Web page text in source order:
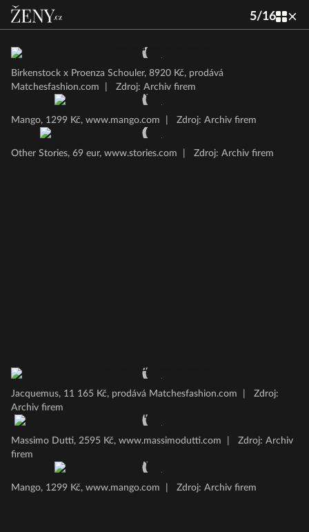
5/16
Birkenstock x Proenza Schouler, 8920 Kč, prodává
Matchesfashion.com
Zdroj: Archiv firem
Mango, 1299 Kč, www.mango.com Zdroj: Archiv firem
Other Stories, 69 eur, www.stories.com Zdroj: Archiv firem
Jacquemus, 11 165 Kč, prodává Matchesfashion.com
Zdroj:
Archiv firem
Massimo Dutti, 2595 Kč, www.massimodutti.com
Zdroj: Archiv
firem
Mango, 1299 Kč, www.mango.com Zdroj: Archiv firem